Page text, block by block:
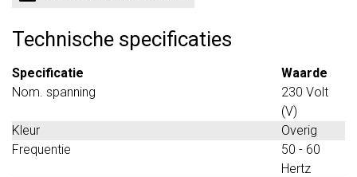
Technische specificaties
Specificatie
Waarde
Nom. spanning
230 Volt
(V)
Kleur
Overig
Frequentie
50 - 60
Hertz